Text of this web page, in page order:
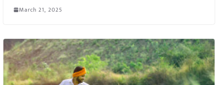
March 21, 2025